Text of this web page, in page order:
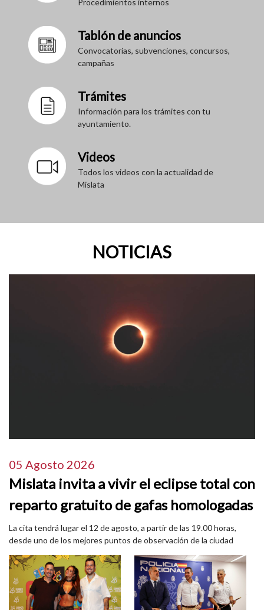
Tablón de anuncios
Convocatorias, subvenciones, concursos,
campañas
Trámites
Información para los trámites con tu
ayuntamiento.
Videos
Todos los videos con la actualidad de
Mislata
NOTICIAS
05 Agosto 2026
Mislata invita a vivir el eclipse total con
reparto gratuito de gafas homologadas
La cita tendrá lugar el 12 de agosto, a partir de las 19.00 horas,
desde uno de los mejores puntos de observación de la ciudad